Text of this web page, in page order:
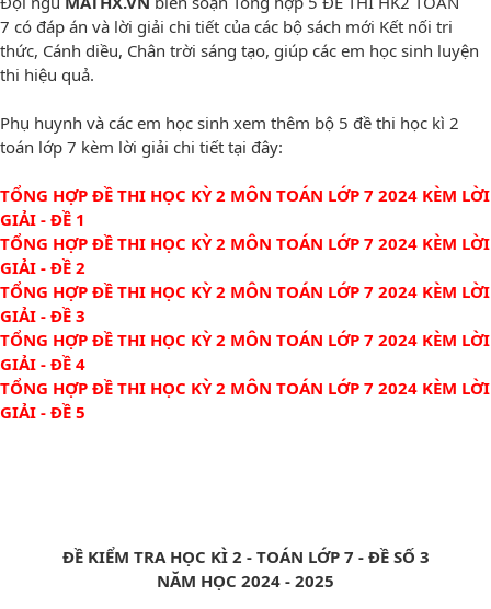
7 có đáp án và lời giải chi tiết của các bộ sách mới Kết nối tri
thức, Cánh diều, Chân trời sáng tạo, giúp các em học sinh luyện
thi hiệu quả.
Phụ huynh và các em học sinh xem thêm bộ 5 đề thi học kì 2
toán lớp 7 kèm lời giải chi tiết tại đây:
TỔNG HỢP ĐỀ THI HỌC KỲ 2 MÔN TOÁN LỚP 7 2024 KÈM LỜI
GIẢI - ĐỀ 1
TỔNG HỢP ĐỀ THI HỌC KỲ 2 MÔN TOÁN LỚP 7 2024 KÈM LỜI
GIẢI - ĐỀ 2
TỔNG HỢP ĐỀ THI HỌC KỲ 2 MÔN TOÁN LỚP 7 2024 KÈM LỜI
GIẢI - ĐỀ 3
TỔNG HỢP ĐỀ THI HỌC KỲ 2 MÔN TOÁN LỚP 7 2024 KÈM LỜI
GIẢI - ĐỀ 4
TỔNG HỢP ĐỀ THI HỌC KỲ 2 MÔN TOÁN LỚP 7 2024 KÈM LỜI
GIẢI - ĐỀ 5
ĐỀ KIỂM TRA HỌC KÌ 2 - TOÁN LỚP 7 - ĐỀ SỐ 3
NĂM HỌC 2024 - 2025